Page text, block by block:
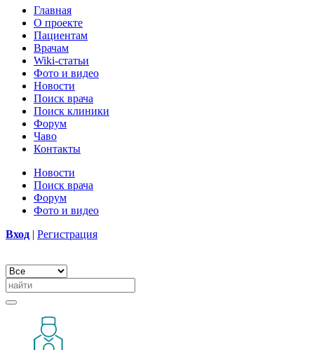
Главная
О проекте
Пациентам
Врачам
Wiki-статьи
Фото и видео
Новости
Поиск врача
Поиск клиники
Форум
Чаво
Контакты
Новости
Поиск врача
Форум
Фото и видео
Вход | Регистрация